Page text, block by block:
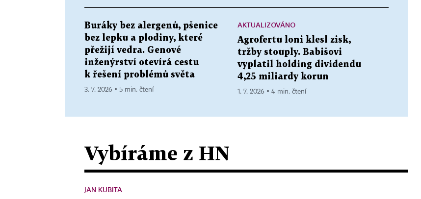
Buráky bez alergenů, pšenice
bez lepku a plodiny, které
přežijí vedra. Genové
inženýrství otevírá cestu
k řešení problémů světa
3. 7. 2026 ▪ 5 min. čtení
AKTUALIZOVÁNO
Agrofertu loni klesl zisk,
tržby stouply. Babišovi
vyplatil holding dividendu
4,25 miliardy korun
1. 7. 2026 ▪ 4 min. čtení
Vybíráme z HN
JAN KUBITA